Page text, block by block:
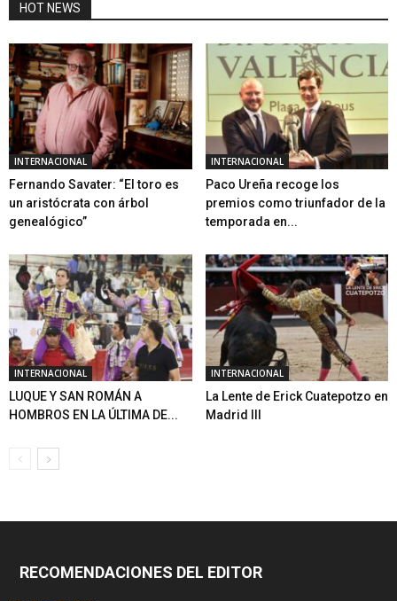
HOT NEWS
INTERNACIONAL
Fernando Savater: “El toro es
un aristócrata con árbol
genealógico”
INTERNACIONAL
Paco Ureña recoge los
premios como triunfador de la
temporada en...
INTERNACIONAL
LUQUE Y SAN ROMÁN A
HOMBROS EN LA ÚLTIMA DE...
INTERNACIONAL
La Lente de Erick Cuatepotzo en
Madrid III
RECOMENDACIONES DEL EDITOR